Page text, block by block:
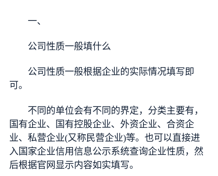
一、
公司性质一般填什么
公司性质一般根据企业的实际情况填写即
可。
不同的单位会有不同的界定，分类主要有，
国有企业、国有控股企业、外资企业、合资企
业、私营企业(又称民营企业)等。也可以直接进
入国家企业信用信息公示系统查询企业性质，然
后根据官网显示内容如实填写。